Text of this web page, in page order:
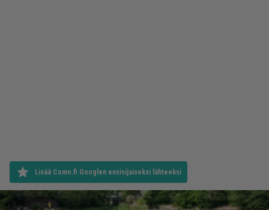
Lisää Como.fi Googlen ensisijaiseksi lähteeksi